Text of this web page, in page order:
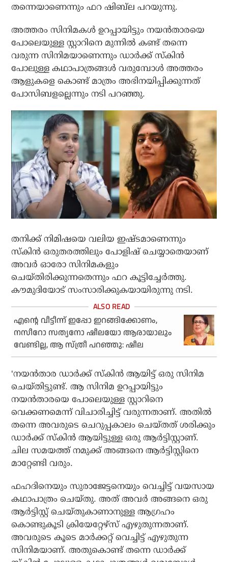
തന്നെയാണെന്നും ഫറ ഷിബ്‌ല പറയുന്നു.
അത്തരം സിനിമകള്‍ ഉറപ്പായിട്ടും നയന്‍താരയെ
പോലെയുള്ള സ്റ്റാറിനെ മുന്നില്‍ കണ്ട് തന്നെ
വരുന്ന സിനിമയാണെന്നും ഡാര്‍ക്ക് സ്‌കിന്‍
പോലുള്ള കഥാപാത്രങ്ങള്‍ വരുമ്പോള്‍ അത്തരം
ആളുകളെ കൊണ്ട് മാത്രം അഭിനയിപ്പിക്കുന്നത്
പോസിബളല്ലെന്നും നടി പറഞ്ഞു.
തനിക്ക് നിമിഷയെ വലിയ ഇഷ്ടമാണെന്നും
സ്‌കിന്‍ ഒരുതരത്തിലും പോളിഷ് ചെയ്യാതെയാണ്
അവര്‍ ഓരോ സിനിമകളും
ചെയ്തിരിക്കുന്നതെന്നും ഫറ കൂട്ടിച്ചേര്‍ത്തു.
കൗമുദിയോട് സംസാരിക്കുകയായിരുന്നു നടി.
എന്റെ വീട്ടീന്ന് ഇപ്പോ ഇറങ്ങിക്കോണം,
നസീറോ സത്യനോ ഷീലയോ ആരായാലും
വേണ്ടില്ല, ആ സ്ത്രീ പറഞ്ഞു: ഷീല
‘നയന്‍താര ഡാര്‍ക്ക് സ്‌കിന്‍ ആയിട്ട് ഒരു സിനിമ
ചെയ്തിട്ടുണ്ട്. ആ സിനിമ ഉറപ്പായിട്ടും
നയന്‍താരയെ പോലെയുള്ള സ്റ്റാറിനെ
വെക്കണമെന്ന് വിചാരിച്ചിട്ട് വരുന്നതാണ്. അതില്‍
തന്നെ അവരുടെ ചെറുപ്പകാലം ചെയ്തത് ശരിക്കും
ഡാര്‍ക്ക് സ്‌കിന്‍ ആയിട്ടുള്ള ഒരു ആര്‍ട്ടിസ്റ്റാണ്.
ചില സമയത്ത് നമുക്ക് അങ്ങനെ ആര്‍ട്ടിസ്റ്റിനെ
മാറ്റേണ്ടി വരും.
ഫഹദിനെയും സുരാജേട്ടനെയും വെച്ചിട്ട് വയസായ
കഥാപാത്രം ചെയ്തു. അത് അവര്‍ അങ്ങനെ ഒരു
ആര്‍ട്ടിസ്റ്റ് ചെയ്തുകാണാനുള്ള ആഗ്രഹം
കൊണ്ടുകൂടി ക്രിയേറ്റേഴ്‌സ് എഴുതുന്നതാണ്.
അവരുടെ കൂടെ മാര്‍ക്കറ്റ് വെച്ചിട്ട് എഴുതുന്ന
സിനിമയാണ്. അതുകൊണ്ട് തന്നെ ഡാര്‍ക്ക്